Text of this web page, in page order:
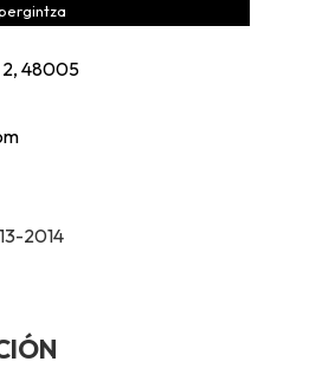
2, 48005
2014